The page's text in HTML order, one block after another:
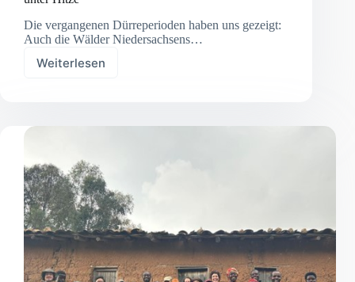
Die vergangenen Dürreperioden haben uns gezeigt:
Auch die Wälder Niedersachsens…
Weiterlesen
Klimalabor
Niedersachsens
unter
Hitze